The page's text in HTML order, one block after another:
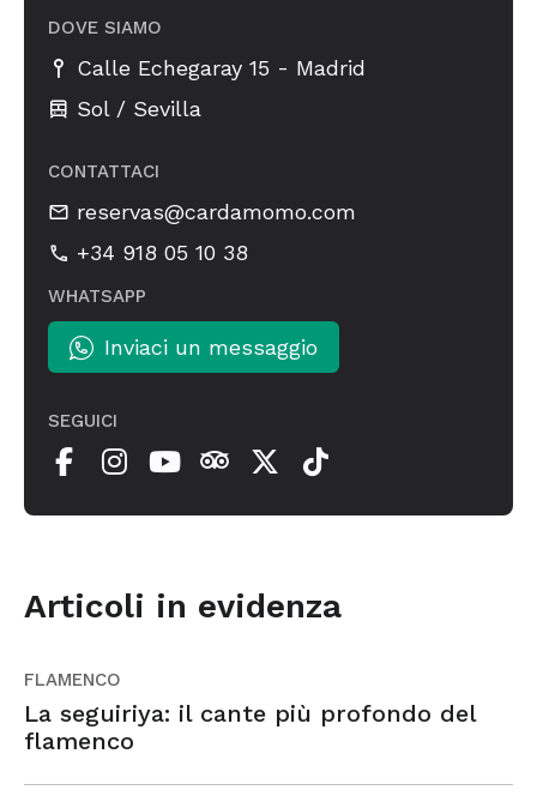
DOVE SIAMO
Calle Echegaray 15 - Madrid
Sol / Sevilla
CONTATTACI
reservas@cardamomo.com
+34 918 05 10 38
WHATSAPP
Inviaci un messaggio
SEGUICI
Articoli in evidenza
FLAMENCO
La seguiriya: il cante più profondo del
flamenco